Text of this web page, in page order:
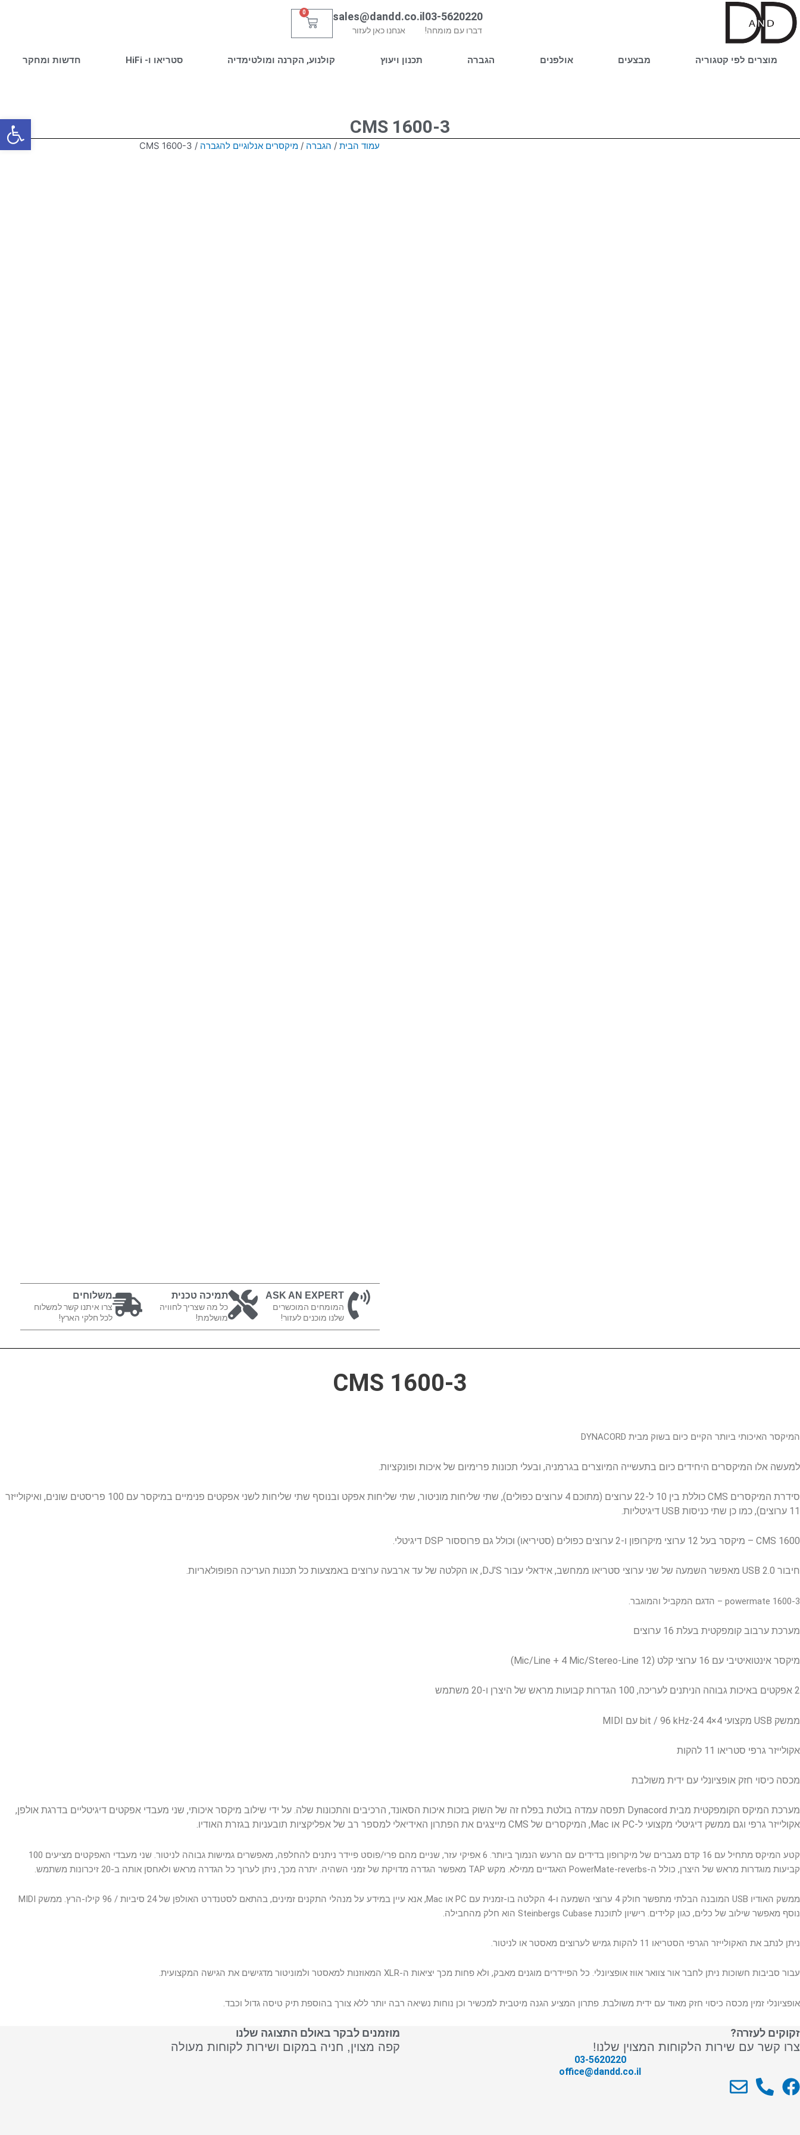
דילוג
לתוכן
03-5620220
דברו עם מומחה!
sales@dandd.co.il
אנחנו כאן לעזור
0
עגלת
מוצרים לפי קטגוריה מבצעים אולפנים הגברה תכנון ויעוץ קולנוע, הקרנה ומולטימדיה סטריאו ו- HiFi חדשות ומחקר
CMS 1600-3
עמוד הבית/ הגברה / מיקסרים אנלוגיים להגברה / CMS 1600-3
ASK AN EXPERT
המומחים המוכשרים
שלנו מוכנים לעזור!
תמיכה טכנית
כל מה שצריך לחוויה
מושלמת!
משלוחים
צרו איתנו קשר למשלוח
לכל חלקי הארץ!
CMS 1600-3
המיקסר האיכותי ביותר הקיים כיום בשוק מבית DYNACORD
למעשה אלו המיקסרים היחידים כיום בתעשייה המיוצרים בגרמניה, ובעלי תכונות פרימיום של איכות ופונקציות.
סידרת המיקסרים CMS כוללת בין 10 ל-22 ערוצים (מתוכם 4 ערוצים כפולים), שתי שליחות מוניטור, שתי שליחות אפקט ובנוסף שתי שליחות לשני אפקטים פנימיים במיקסר עם 100 פריסטים שונים, ואיקולייזר
11 ערוצים), כמו כן שתי כניסות USB דיגיטליות.
CMS 1600 – מיקסר בעל 12 ערוצי מיקרופון ו-2 ערוצים כפולים (סטיריאו) וכולל גם פרוססור DSP דיגיטלי.
חיבור USB 2.0 מאפשר השמעה של שני ערוצי סטריאו ממחשב, אידאלי עבור DJ'S, או הקלטה של עד ארבעה ערוצים באמצעות כל תכנות העריכה הפופולאריות.
powermate 1600-3 – הדגם המקביל והמוגבר.
מערכת ערבוב קומפקטית בעלת 16 ערוצים
מיקסר אינטואיטיבי עם 16 ערוצי קלט (12 Mic/Line + 4 Mic/Stereo-Line)
2 אפקטים באיכות גבוהה הניתנים לעריכה, 100 הגדרות קבועות מראש של היצרן ו-20 משתמש
ממשק USB מקצועי 4×4 24-bit / 96 kHz עם MIDI
אקולייזר גרפי סטריאו 11 להקות
מכסה כיסוי חזק אופציונלי עם ידית משולבת
מערכת המיקס הקומפקטית מבית Dynacord תפסה עמדה בולטת בפלח זה של השוק בזכות איכות הסאונד, הרכיבים והתכונות שלה. על ידי שילוב מיקסר איכותי, שני מעבדי אפקטים דיגיטליים בדרגת אולפן,
אקולייזר גרפי וגם ממשק דיגיטלי מקצועי ל-PC או Mac, המיקסרים של CMS מייצגים את הפתרון האידיאלי למספר רב של אפליקציות תובעניות בגזרת האודיו.
קטע המיקס מתחיל עם 16 קדם מגברים של מיקרופון בדידים עם הרעש הנמוך ביותר. 6 אפיקי עזר, שניים מהם פרי/פוסט פיידר ניתנים להחלפה, מאפשרים גמישות גבוהה לניטור. שני מעבדי האפקטים מציעים 100
קביעות מוגדרות מראש של היצרן, כולל ה-PowerMate-reverbs האגדיים ממילא. מקש TAP מאפשר הגדרה מדויקת של זמני השהיה. יתרה מכך, ניתן לערוך כל הגדרה מראש ולאחסן אותה ב-20 זיכרונות משתמש.
ממשק האודיו USB המובנה הבלתי מתפשר חולק 4 ערוצי השמעה ו-4 הקלטה בו-זמנית עם PC או Mac, אנא עיין במידע על מנהלי התקנים זמינים, בהתאם לסטנדרט האולפן של 24 סיביות / 96 קילו-הרץ. ממשק MIDI
נוסף מאפשר שילוב של כלים, כגון קלידים. רישיון לתוכנת Steinbergs Cubase הוא חלק מהחבילה.
ניתן לנתב את האקולייזר הגרפי הסטריאו 11 להקות גמיש לערוצים מאסטר או לניטור.
עבור סביבות חשוכות ניתן לחבר אור צוואר אווז אופציונלי. כל הפיידרים מוגנים מאבק, ולא פחות מכך יציאות ה-XLR המאוזנות למאסטר ולמוניטור מדגישים את הגישה המקצועית.
אופציונלי זמין מכסה כיסוי חזק מאוד עם ידית משולבת. פתרון המציע הגנה מיטבית למכשיר וכן נוחות נשיאה רבה יותר ללא צורך בהוספת תיק טיסה גדול וכבד.
זקוקים לעזרה?
צרו קשר עם שירות הלקוחות המצוין שלנו!
03-5620220
office@dandd.co.il
F
P
E
מוזמנים לבקר באולם התצוגה שלנו
קפה מצוין, חניה במקום ושירות לקוחות מעולה
פתח